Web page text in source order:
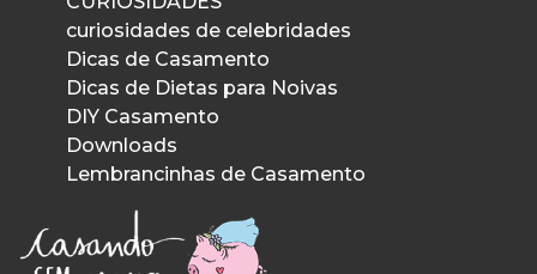
curiosidades de celebridades
Dicas de Casamento
Dicas de Dietas para Noivas
DIY Casamento
Downloads
Lembrancinhas de Casamento